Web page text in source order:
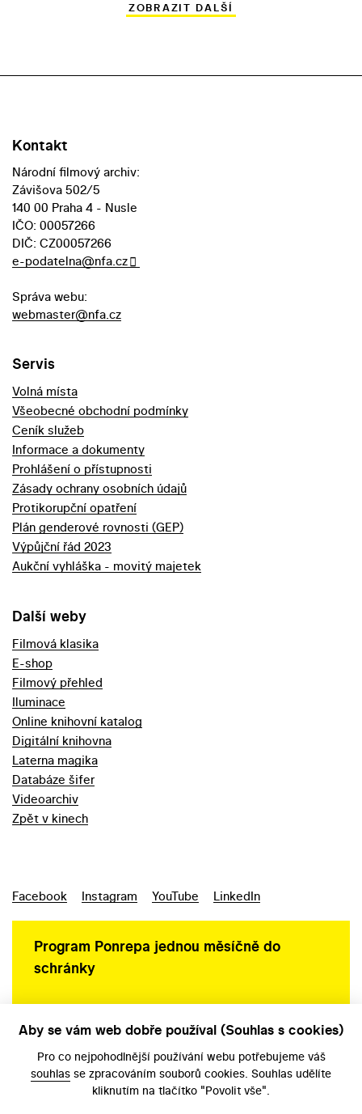
ZOBRAZIT DALŠÍ
Kontakt
Národní filmový archiv:
Závišova 502/5
140 00 Praha 4 - Nusle
IČO: 00057266
DIČ: CZ00057266
e-podatelna@nfa.cz
Správa webu:
webmaster@nfa.cz
Servis
Volná místa
Všeobecné obchodní podmínky
Ceník služeb
Informace a dokumenty
Prohlášení o přístupnosti
Zásady ochrany osobních údajů
Protikorupční opatření
Plán genderové rovnosti (GEP)
Výpůjční řád 2023
Aukční vyhláška - movitý majetek
Další weby
Filmová klasika
E-shop
Filmový přehled
Iluminace
Online knihovní katalog
Digitální knihovna
Laterna magika
Databáze šifer
Videoarchiv
Zpět v kinech
Facebook Instagram YouTube LinkedIn
Program Ponrepa jednou měsíčně do
schránky
Aby se vám web dobře používal (Souhlas s cookies)
Pro co nejpohodlnější používání webu potřebujeme váš
souhlas se zpracováním souborů cookies. Souhlas udělíte
kliknutím na tlačítko "Povolit vše".